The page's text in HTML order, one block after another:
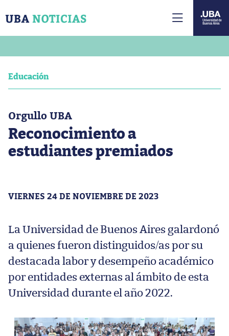
Educación
Orgullo UBA
Reconocimiento a
estudiantes premiados
VIERNES 24 DE NOVIEMBRE DE 2023
La Universidad de Buenos Aires galardonó
a quienes fueron distinguidos/as por su
destacada labor y desempeño académico
por entidades externas al ámbito de esta
Universidad durante el año 2022.